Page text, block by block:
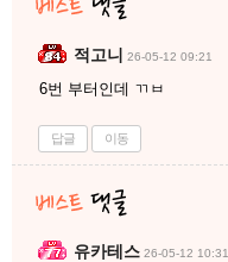
적고니 26-05-12 09:21
6번 부터인데 ㄲㅂ
답글 이동
유카테스 26-05-12 10:31